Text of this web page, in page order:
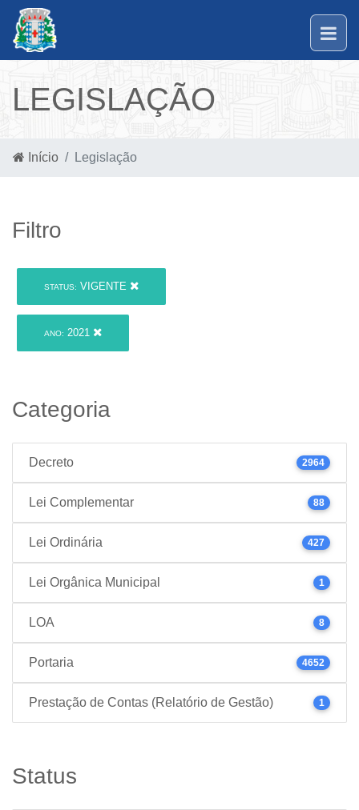
LEGISLAÇÃO
Início Legislação
Filtro
STATUS: VIGENTE
ANO: 2021
Categoria
Decreto 2964
Lei Complementar 88
Lei Ordinária 427
Lei Orgânica Municipal 1
LOA 8
Portaria 4652
Prestação de Contas (Relatório de Gestão) 1
Status